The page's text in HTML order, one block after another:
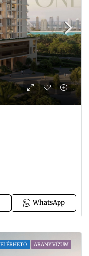
WhatsApp
ELÉRHETŐ ARANY VÍZUM